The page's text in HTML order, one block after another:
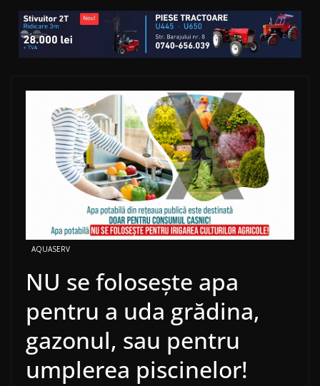
AQUASERV
NU se folosește apa
pentru a uda grădina,
gazonul, sau pentru
umplerea piscinelor!